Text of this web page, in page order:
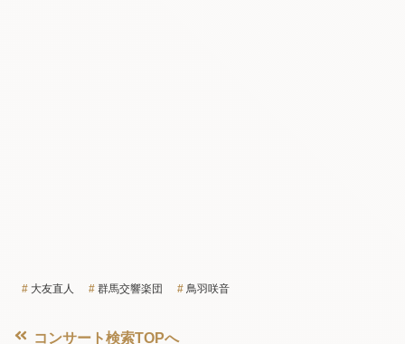
大友直人 群馬交響楽団 鳥羽咲音
コンサート検索TOPへ